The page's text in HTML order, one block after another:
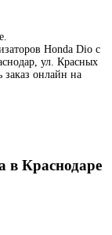
Honda Dio с
ул. Красных
онлайн на
в Краснодаре